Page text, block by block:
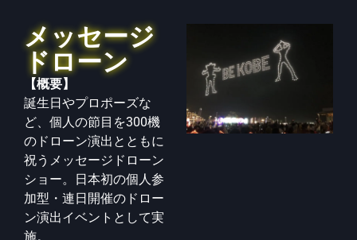
メッセージ
ドローン
【概要】
誕生日やプロポーズな
ど、個人の節目を300機
のドローン演出とともに
祝うメッセージドローン
ショー。日本初の個人参
加型・連日開催のドロー
ン演出イベント として実
施。